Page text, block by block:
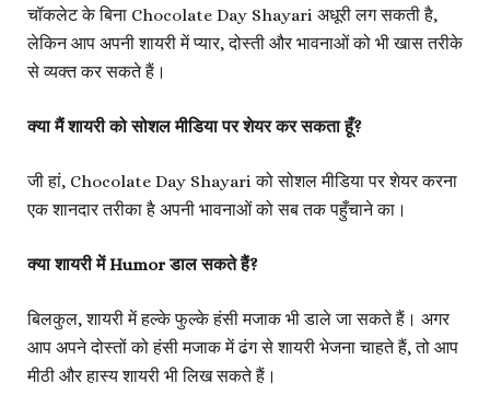
चॉकलेट के बिना Chocolate Day Shayari अधूरी लग सकती है,
लेकिन आप अपनी शायरी में प्यार, दोस्ती और भावनाओं को भी खास तरीके
से व्यक्त कर सकते हैं।
क्या मैं शायरी को सोशल मीडिया पर शेयर कर सकता हूँ?
जी हां, Chocolate Day Shayari को सोशल मीडिया पर शेयर करना
एक शानदार तरीका है अपनी भावनाओं को सब तक पहुँचाने का।
क्या शायरी में Humor डाल सकते हैं?
बिलकुल, शायरी में हल्के फुल्के हंसी मजाक भी डाले जा सकते हैं। अगर
आप अपने दोस्तों को हंसी मजाक में ढंग से शायरी भेजना चाहते हैं, तो आप
मीठी और हास्य शायरी भी लिख सकते हैं।